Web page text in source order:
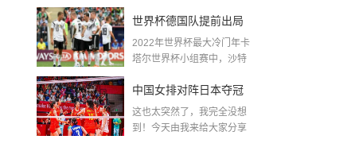
世界杯德国队提前出局
吗,2018年世界杯德国战
2022年世界杯最大冷门年卡
塔尔世界杯小组赛中，沙特
中国女排对阵日本夺冠
了吗〖中国女排3 0复仇
这也太突然了，我完全没想
到！今天由我来给大家分享